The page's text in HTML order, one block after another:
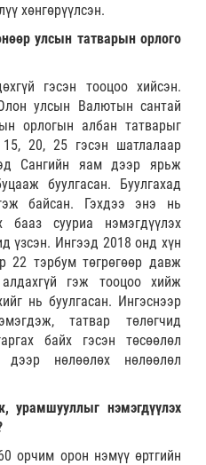
хөнгөрүүлсэн.
улсын татварын орлого
гэсэн тооцоо хийсэн.
улсын Валютын сантай
орлогын албан татварыг
20, 25 гэсэн шатлалаар
Сангийн яам дээр ярьж
буулгасан. Буулгахад
байсан. Гэхдээ энэ нь
бааз сууриа нэмэгдүүлэх
үзсэн. Ингээд 2018 онд хүн
22 тэрбум төгрөгөөр давж
гэж тооцоо хийж
нь буулгасан. Ингэснээр
татвар төлөгчид
байх гэсэн төсөөлөл
дээр нөлөөлөх нөлөөлөл
урамшууллыг нэмэгдүүлэх
орчим орон нэмүү өртгийн